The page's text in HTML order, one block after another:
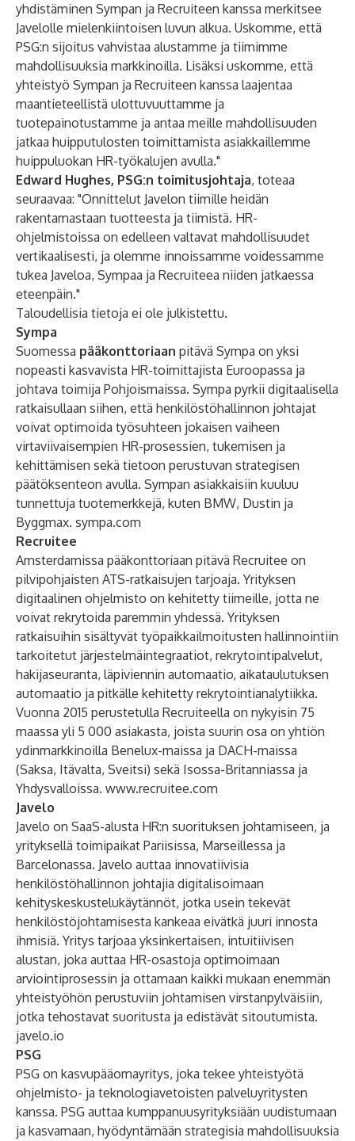
yhdistäminen Sympan ja Recruiteen kanssa merkitsee
Javelolle mielenkiintoisen luvun alkua. Uskomme, että
PSG:n sijoitus vahvistaa alustamme ja tiimimme
mahdollisuuksia markkinoilla. Lisäksi uskomme, että
yhteistyö Sympan ja Recruiteen kanssa laajentaa
maantieteellistä ulottuvuuttamme ja
tuotepainotustamme ja antaa meille mahdollisuuden
jatkaa huipputulosten toimittamista asiakkaillemme
huippuluokan HR-työkalujen avulla."
Edward Hughes, PSG:n toimitusjohtaja, toteaa
seuraavaa: "Onnittelut Javelon tiimille heidän
rakentamastaan tuotteesta ja tiimistä. HR-
ohjelmistoissa on edelleen valtavat mahdollisuudet
vertikaalisesti, ja olemme innoissamme voidessamme
tukea Javeloa, Sympaa ja Recruiteea niiden jatkaessa
eteenpäin."
Taloudellisia tietoja ei ole julkistettu.
Sympa
Suomessa pääkonttoriaan pitävä Sympa on yksi
nopeasti kasvavista HR-toimittajista Euroopassa ja
johtava toimija Pohjoismaissa. Sympa pyrkii digitaalisella
ratkaisullaan siihen, että henkilöstöhallinnon johtajat
voivat optimoida työsuhteen jokaisen vaiheen
virtaviivaisempien HR-prosessien, tukemisen ja
kehittämisen sekä tietoon perustuvan strategisen
päätöksenteon avulla. Sympan asiakkaisiin kuuluu
tunnettuja tuotemerkkejä, kuten BMW, Dustin ja
Byggmax. sympa.com
Recruitee
Amsterdamissa pääkonttoriaan pitävä Recruitee on
pilvipohjaisten ATS-ratkaisujen tarjoaja. Yrityksen
digitaalinen ohjelmisto on kehitetty tiimeille, jotta ne
voivat rekrytoida paremmin yhdessä. Yrityksen
ratkaisuihin sisältyvät työpaikkailmoitusten hallinnointiin
tarkoitetut järjestelmäintegraatiot, rekrytointipalvelut,
hakijaseuranta, läpiviennin automaatio, aikataulutuksen
automaatio ja pitkälle kehitetty rekrytointianalytiikka.
Vuonna 2015 perustetulla Recruiteella on nykyisin 75
maassa yli 5 000 asiakasta, joista suurin osa on yhtiön
ydinmarkkinoilla Benelux-maissa ja DACH-maissa
(Saksa, Itävalta, Sveitsi) sekä Isossa-Britanniassa ja
Yhdysvalloissa. www.recruitee.com
Javelo
Javelo on SaaS-alusta HR:n suorituksen johtamiseen, ja
yrityksellä toimipaikat Pariisissa, Marseillessa ja
Barcelonassa. Javelo auttaa innovatiivisia
henkilöstöhallinnon johtajia digitalisoimaan
kehityskeskustelukäytännöt, jotka usein tekevät
henkilöstöjohtamisesta kankeaa eivätkä juuri innosta
ihmisiä. Yritys tarjoaa yksinkertaisen, intuitiivisen
alustan, joka auttaa HR-osastoja optimoimaan
arviointiprosessin ja ottamaan kaikki mukaan enemmän
yhteistyöhön perustuviin johtamisen virstanpylväisiin,
jotka tehostavat suoritusta ja edistävät sitoutumista.
javelo.io
PSG
PSG on kasvupääomayritys, joka tekee yhteistyötä
ohjelmisto- ja teknologiavetoisten palveluyritysten
kanssa. PSG auttaa kumppanuusyrityksiään uudistumaan
ja kasvamaan, hyödyntämään strategisia mahdollisuuksia